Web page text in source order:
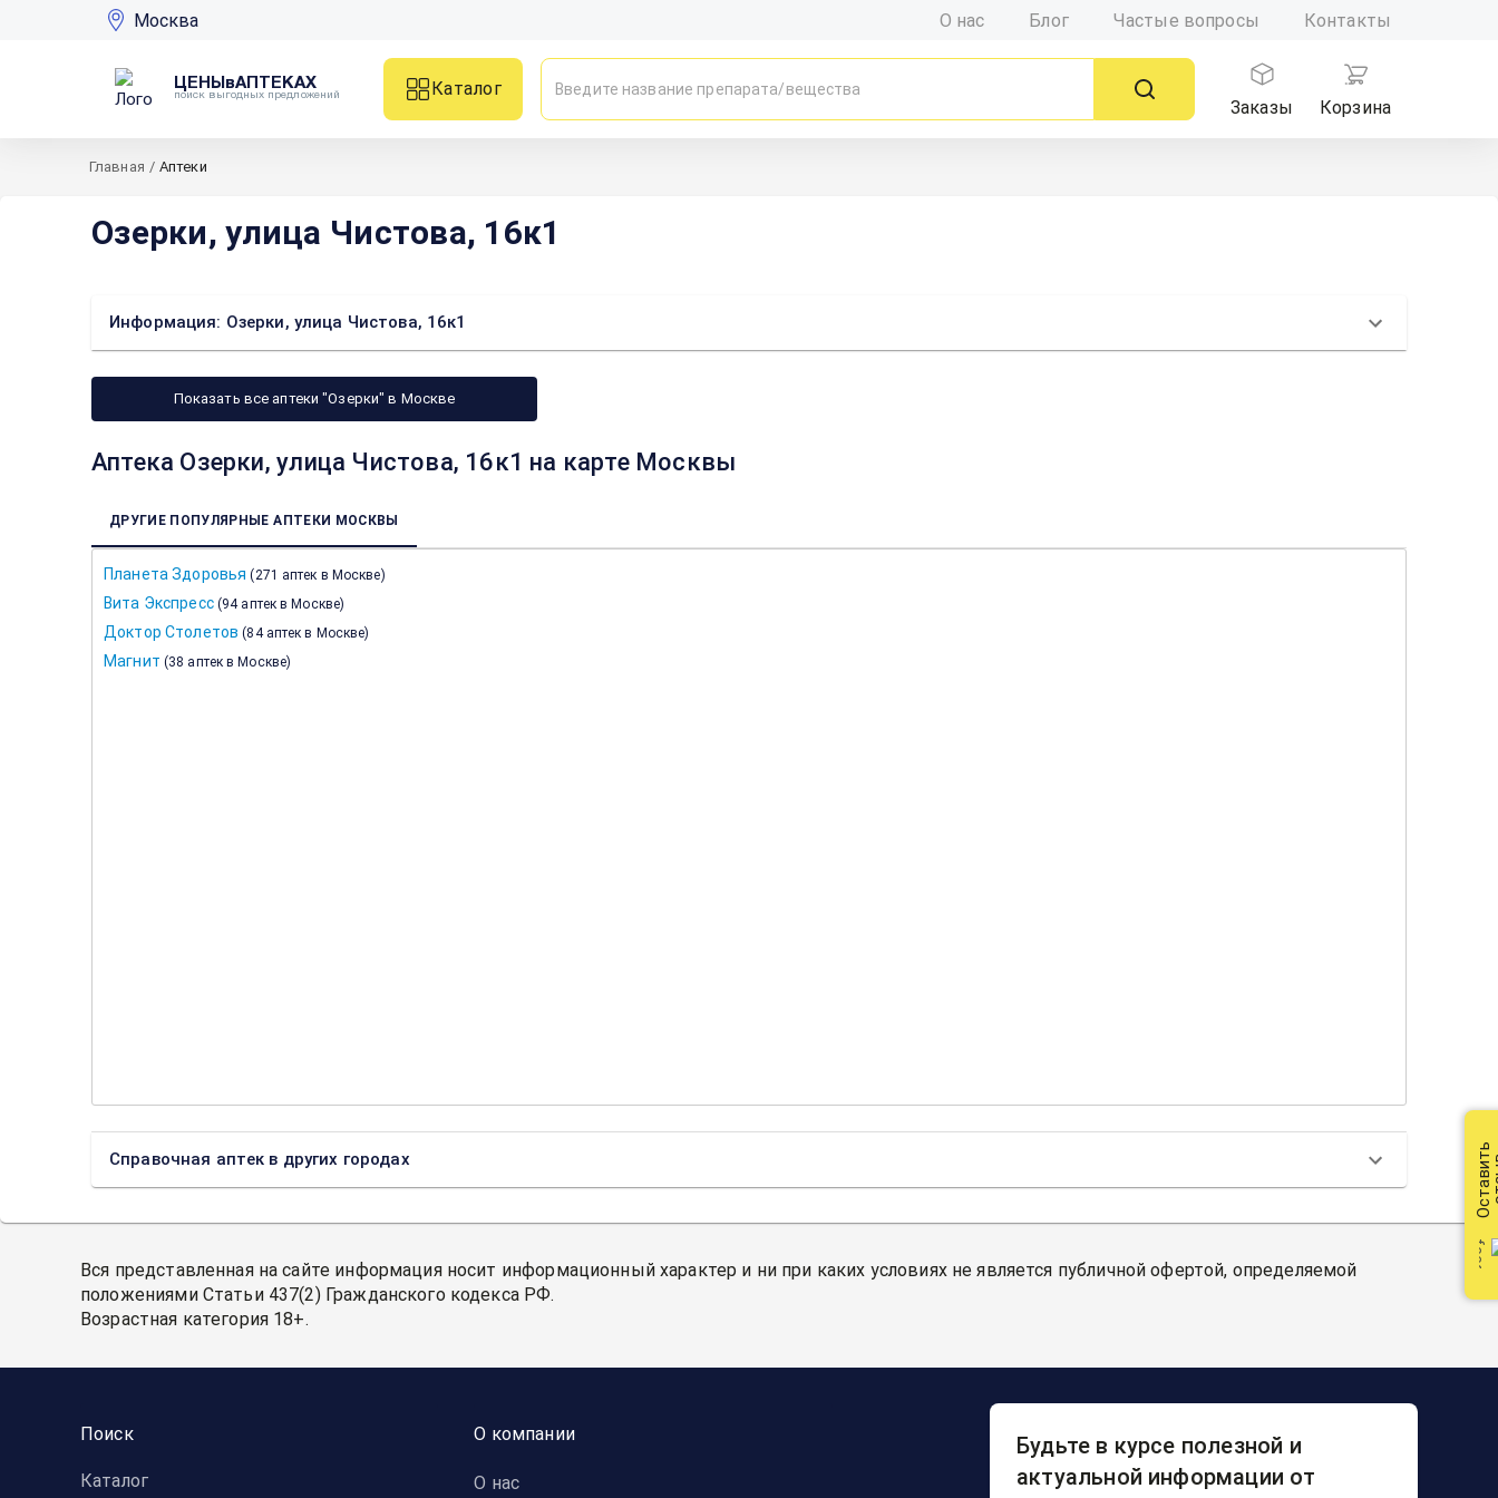
Москва О нас Блог Частые вопросы Контакты
ЦЕНЫвАПТЕКАХ
поиск выгодных предложений
Каталог
Заказы
Корзина
Главная / Аптеки
Озерки, улица Чистова, 16к1
Информация: Озерки, улица Чистова, 16к1
Показать все аптеки "Озерки" в Москве
Аптека Озерки, улица Чистова, 16к1 на карте Москвы
ДРУГИЕ ПОПУЛЯРНЫЕ АПТЕКИ МОСКВЫ
Планета Здоровья (271 аптек в Москве)
Вита Экспресс (94 аптек в Москве)
Доктор Столетов (84 аптек в Москве)
Магнит (38 аптек в Москве)
Справочная аптек в других городах
Вся представленная на сайте информация носит информационный характер и ни при каких условиях не является публичной офертой, определяемой
положениями Статьи 437(2) Гражданского кодекса РФ.
Возрастная категория 18+.
Поиск
Каталог
О компании
О нас
Будьте в курсе полезной и
актуальной информации от
Оставить